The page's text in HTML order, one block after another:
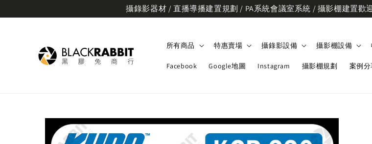
攝錄影器材 / 直播導播建置規劃 / PA系統會議室系統 / 攝影棚建置歡
所有商品 特惠賣場 攝錄影設備 攝影棚設備
Facebook Google地圖 Instagram 攝影棚規劃 案例分